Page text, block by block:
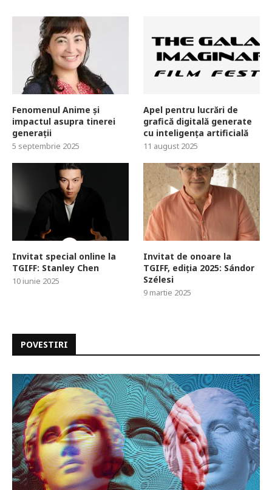
Fenomenul Anime și
impactul asupra tinerei
generații
5 septembrie 2025
Apel pentru lucrări de
grafică digitală generate
cu inteligența artificială
11 august 2025
Invitat special online la
TGIFF: Stanley Chen
10 iunie 2025
Invitat de onoare la
TGIFF, ediția 2025: Sándor
Szélesi
9 martie 2025
POVESTIRI